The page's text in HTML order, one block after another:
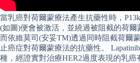
當乳癌對荷爾蒙療法產生抗藥性時，
(如圖)便會被激活，並繞過被阻截的荷爾
而依維莫司(安妥TM)透過同時阻截荷爾
止癌症對荷爾蒙療法的抗藥性。
種，經證實對治療HER2過度表現的乳癌